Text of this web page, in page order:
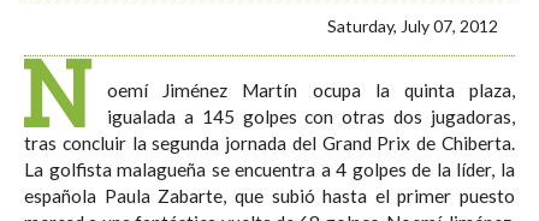
Saturday, July 07, 2012
N
oemí Jiménez Martín ocupa la quinta plaza,
igualada a 145 golpes con otras dos jugadoras,
tras concluir la segunda jornada del Grand Prix de Chiberta.
La golfista malagueña se encuentra a 4 golpes de la líder, la
española Paula Zabarte, que subió hasta el primer puesto